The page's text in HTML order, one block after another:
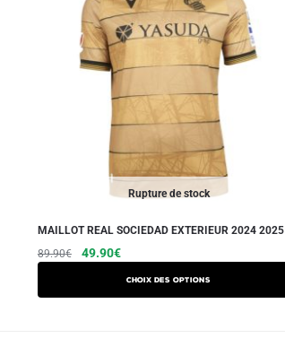
Rupture de stock
MAILLOT REAL SOCIEDAD EXTERIEUR 2024 2025
89.90€
Le
49.90€Le
Choix des options
Ce
produit
a